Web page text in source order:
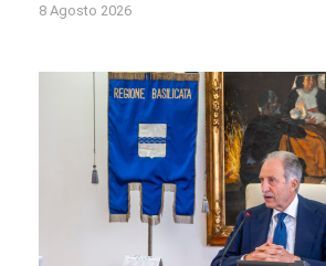
8 Agosto 2026